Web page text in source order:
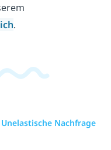
.
Nachfrage